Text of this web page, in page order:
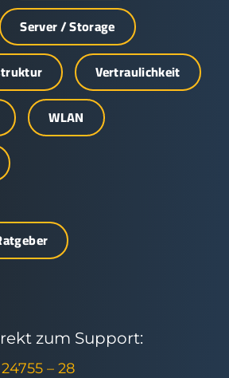
Server / Storage
Vertraulichkeit
WLAN
zum Support:
– 28